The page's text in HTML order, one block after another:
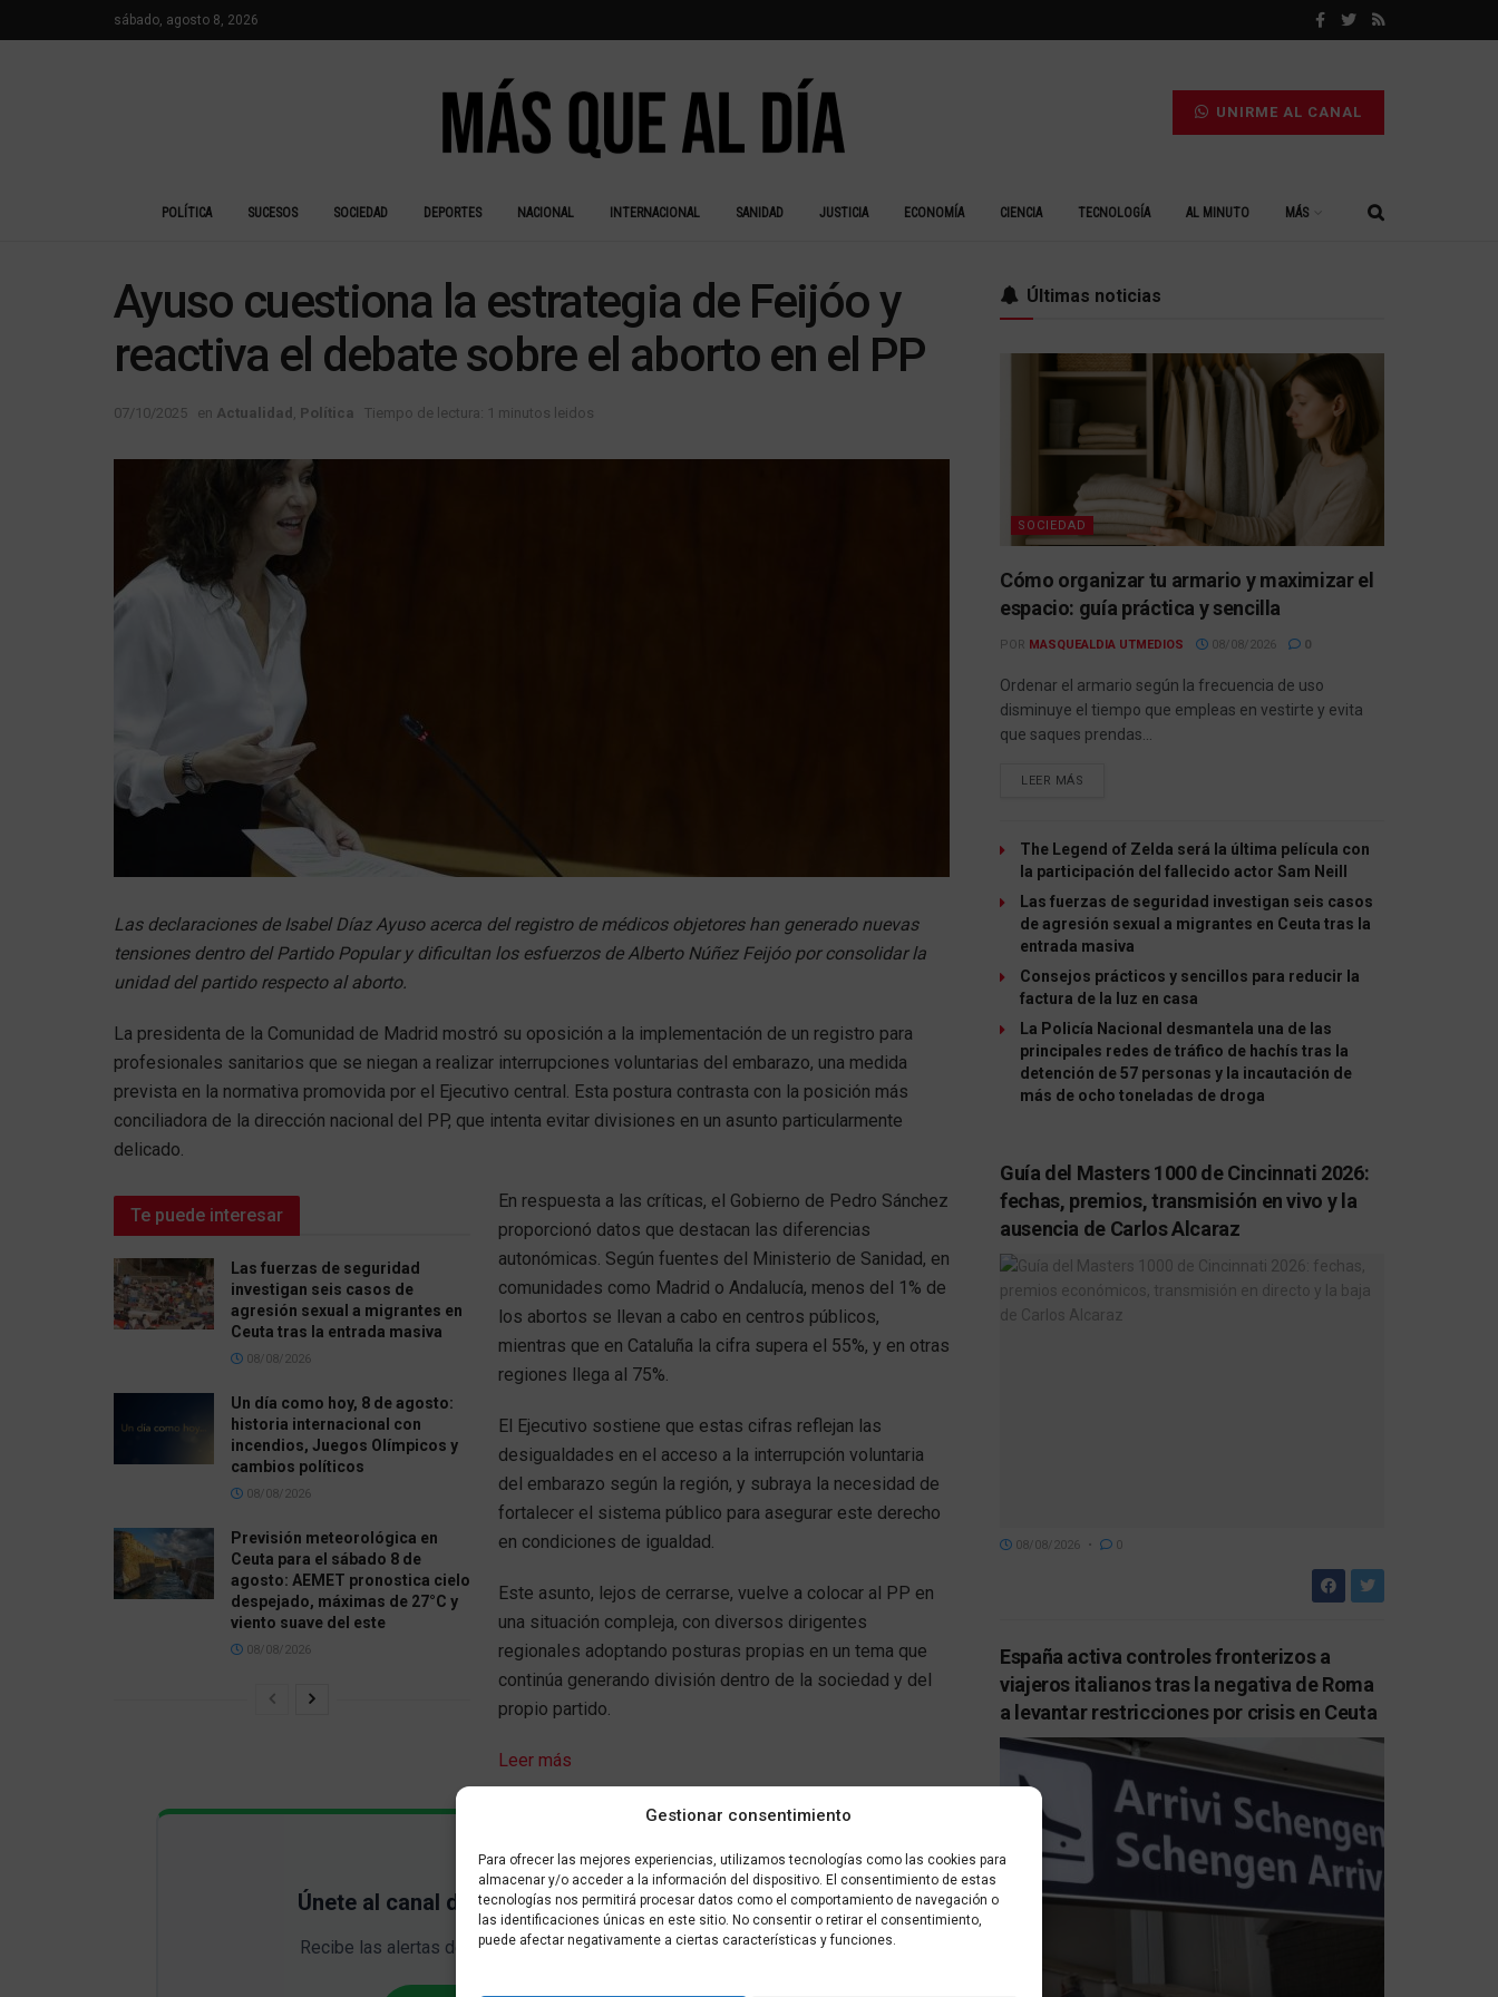
Gestionar consentimiento
Para ofrecer las mejores experiencias, utilizamos tecnologías como las cookies para
almacenar y/o acceder a la información del dispositivo. El consentimiento de estas
tecnologías nos permitirá procesar datos como el comportamiento de navegación o
las identificaciones únicas en este sitio. No consentir o retirar el consentimiento,
puede afectar negativamente a ciertas características y funciones.
sábado, agosto 8, 2026
UNIRME AL CANAL
POLÍTICA SUCESOS SOCIEDAD DEPORTES NACIONAL INTERNACIONAL SANIDAD JUSTICIA ECONOMÍA CIENCIA TECNOLOGÍA AL MINUTO MÁS
Ayuso cuestiona la estrategia de Feijóo y
reactiva el debate sobre el aborto en el PP
07/10/2025 en Actualidad Política Tiempo de lectura: 1 minutos leidos
Las declaraciones de Isabel Díaz Ayuso acerca del registro de médicos objetores han generado nuevas
tensiones dentro del Partido Popular y dificultan los esfuerzos de Alberto Núñez Feijóo por consolidar la
unidad del partido respecto al aborto.
La presidenta de la Comunidad de Madrid mostró su oposición a la implementación de un registro para
profesionales sanitarios que se niegan a realizar interrupciones voluntarias del embarazo, una medida
prevista en la normativa promovida por el Ejecutivo central. Esta postura contrasta con la posición más
conciliadora de la dirección nacional del PP, que intenta evitar divisiones en un asunto particularmente
delicado.
Te puede interesar
Las fuerzas de seguridad
investigan seis casos de
agresión sexual a migrantes en
Ceuta tras la entrada masiva
08/08/2026
Un día como hoy, 8 de agosto:
historia internacional con
incendios, Juegos Olímpicos y
cambios políticos
08/08/2026
Previsión meteorológica en
Ceuta para el sábado 8 de
agosto: AEMET pronostica cielo
despejado, máximas de 27°C y
viento suave del este
08/08/2026
En respuesta a las críticas, el Gobierno de Pedro Sánchez
proporcionó datos que destacan las diferencias
autonómicas. Según fuentes del Ministerio de Sanidad, en
comunidades como Madrid o Andalucía, menos del 1% de
los abortos se llevan a cabo en centros públicos,
mientras que en Cataluña la cifra supera el 55%, y en otras
regiones llega al 75%.
El Ejecutivo sostiene que estas cifras reflejan las
desigualdades en el acceso a la interrupción voluntaria
del embarazo según la región, y subraya la necesidad de
fortalecer el sistema público para asegurar este derecho
en condiciones de igualdad.
Este asunto, lejos de cerrarse, vuelve a colocar al PP en
una situación compleja, con diversos dirigentes
regionales adoptando posturas propias en un tema que
continúa generando división dentro de la sociedad y del
propio partido.
Leer más
📲
Únete al canal de WhatsApp de Más que al día
Recibe las alertas de última hora directamente en tu móvil.
Últimas noticias
SOCIEDAD
Cómo organizar tu armario y maximizar el
espacio: guía práctica y sencilla
POR MASQUEALDIA UTMEDIOS 08/08/2026 0
Ordenar el armario según la frecuencia de uso
disminuye el tiempo que empleas en vestirte y evita
que saques prendas...
LEER MÁS
The Legend of Zelda será la última película con
la participación del fallecido actor Sam Neill
Las fuerzas de seguridad investigan seis casos
de agresión sexual a migrantes en Ceuta tras la
entrada masiva
Consejos prácticos y sencillos para reducir la
factura de la luz en casa
La Policía Nacional desmantela una de las
principales redes de tráfico de hachís tras la
detención de 57 personas y la incautación de
más de ocho toneladas de droga
Guía del Masters 1000 de Cincinnati 2026:
fechas, premios, transmisión en vivo y la
ausencia de Carlos Alcaraz
08/08/2026 0
España activa controles fronterizos a
viajeros italianos tras la negativa de Roma
a levantar restricciones por crisis en Ceuta